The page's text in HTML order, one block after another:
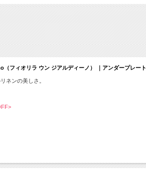
フィオリラ ウン ジアルディーノ） ｜アンダープレー
ネンの美しさ。